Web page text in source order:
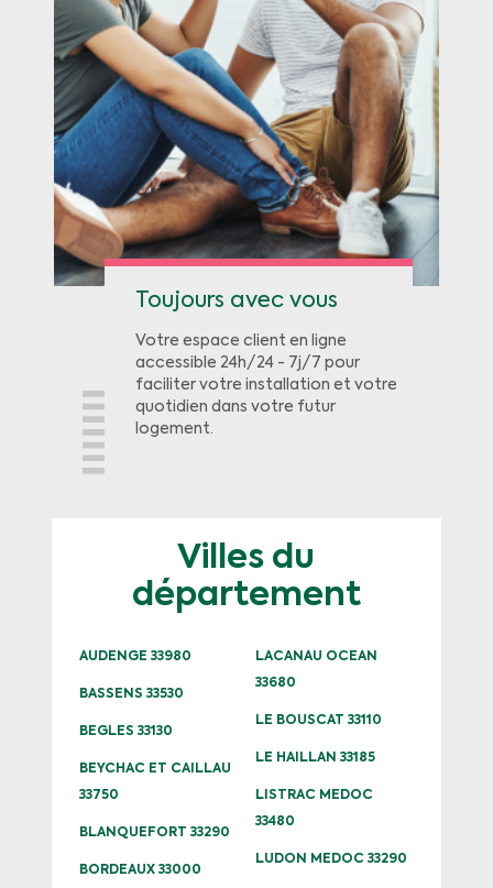
Toujours avec vous
Votre espace client en ligne
accessible 24h/24 - 7j/7 pour
faciliter votre installation et votre
quotidien dans votre futur
logement.
Villes du
département
AUDENGE 33980
BASSENS 33530
BEGLES 33130
BEYCHAC ET CAILLAU
33750
BLANQUEFORT 33290
BORDEAUX 33000
LACANAU OCEAN
33680
LE BOUSCAT 33110
LE HAILLAN 33185
LISTRAC MEDOC
33480
LUDON MEDOC 33290